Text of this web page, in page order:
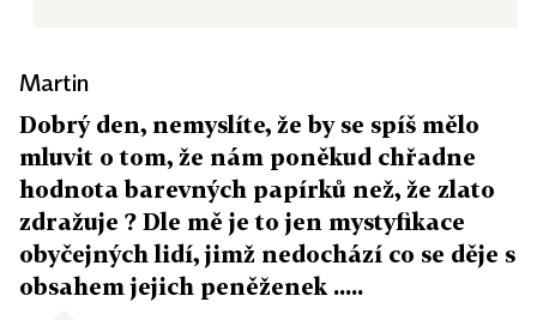
Martin
Dobrý den, nemyslíte, že by se spíš mělo
mluvit o tom, že nám poněkud chřadne
hodnota barevných papírků než, že zlato
zdražuje ? Dle mě je to jen mystyfikace
obyčejných lidí, jimž nedochází co se děje s
obsahem jejich peněženek .....